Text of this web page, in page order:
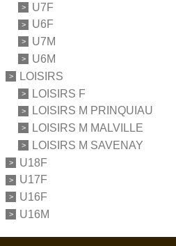
U7F
U6F
U7M
U6M
LOISIRS
LOISIRS F
LOISIRS M PRINQUIAU
LOISIRS M MALVILLE
LOISIRS M SAVENAY
U18F
U17F
U16F
U16M